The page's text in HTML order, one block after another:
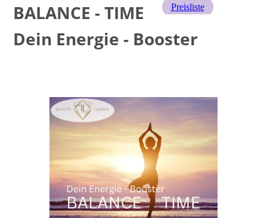
Preisliste
BALANCE - TIME
Dein Energie - Booster